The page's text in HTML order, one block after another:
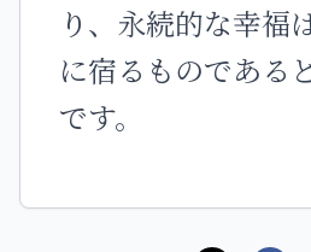
り、永続的な幸福
に宿るものである
です。